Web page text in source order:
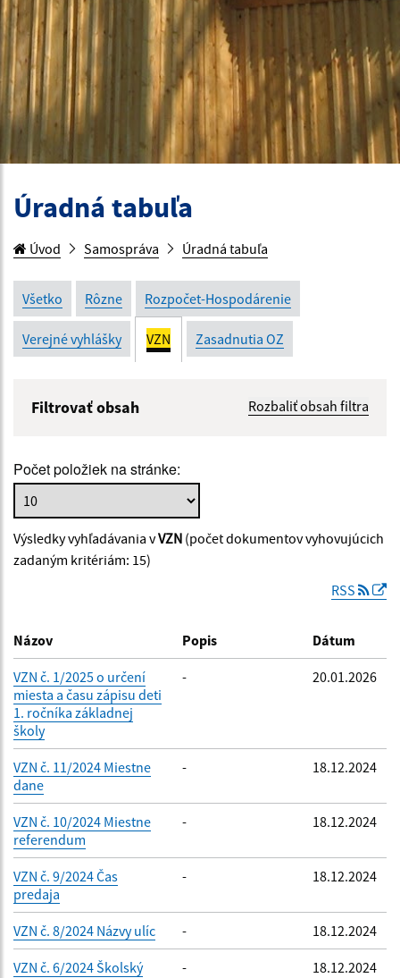
Úradná tabuľa
Úvod Samospráva Úradná tabuľa
Všetko Rôzne Rozpočet-Hospodárenie
Verejné vyhlášky VZN Zasadnutia OZ
Filtrovať obsah Rozbaliť obsah filtra
Popis:
Dátum zverejnenia od:
Platnosť od:
Platnosť do:
Filtrovať
Počet položiek na stránke:
Výsledky vyhľadávania vVZN (počet dokumentov vyhovujúcich
zadaným kritériám: 15)
RSS
Názov Popis Dátum
VZN č. 1/2025 o určení
miesta a času zápisu deti
1. ročníka základnej
školy
- 20.01.2026
VZN č. 11/2024 Miestne
dane
- 18.12.2024
VZN č. 10/2024 Miestne
referendum
- 18.12.2024
VZN č. 9/2024 Čas
predaja
- 18.12.2024
VZN č. 8/2024 Názvy ulíc - 18.12.2024
VZN č. 6/2024 Školský
- 18.12.2024